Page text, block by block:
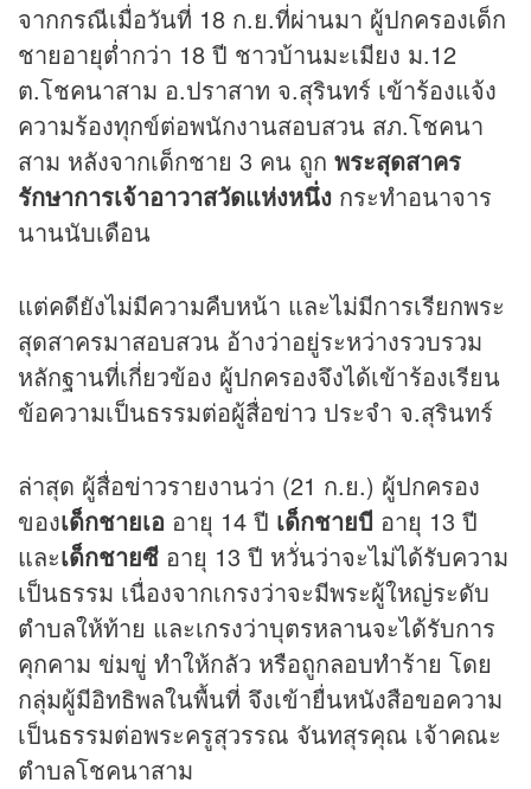
จากกรณีเมื่อวันที่ 18 ก.ย.ที่ผ่านมา ผู้ปกครองเด็ก
ชายอายุต่ำกว่า 18 ปี ชาวบ้านมะเมียง ม.12
ต.โชคนาสาม อ.ปราสาท จ.สุรินทร์ เข้าร้องแจ้ง
ความร้องทุกข์ต่อพนักงานสอบสวน สภ.โชคนา
สาม หลังจากเด็กชาย 3 คน ถูก พระสุดสาคร
รักษาการเจ้าอาวาสวัดแห่งหนึ่ง กระทำอนาจาร
นานนับเดือน
แต่คดียังไม่มีความคืบหน้า และไม่มีการเรียกพระ
สุดสาครมาสอบสวน อ้างว่าอยู่ระหว่างรวบรวม
หลักฐานที่เกี่ยวข้อง ผู้ปกครองจึงได้เข้าร้องเรียน
ข้อความเป็นธรรมต่อผู้สื่อข่าว ประจำ จ.สุรินทร์
ล่าสุด ผู้สื่อข่าวรายงานว่า (21 ก.ย.) ผู้ปกครอง
ของเด็กชายเอ อายุ 14 ปี เด็กชายบี อายุ 13 ปี
และเด็กชายซี อายุ 13 ปี หวั่นว่าจะไม่ได้รับความ
เป็นธรรม เนื่องจากเกรงว่าจะมีพระผู้ใหญ่ระดับ
ตำบลให้ท้าย และเกรงว่าบุตรหลานจะได้รับการ
คุกคาม ข่มขู่ ทำให้กลัว หรือถูกลอบทำร้าย โดย
กลุ่มผู้มีอิทธิพลในพื้นที่ จึงเข้ายื่นหนังสือขอความ
เป็นธรรมต่อพระครูสุวรรณ จันทสุรคุณ เจ้าคณะ
ตำบลโชคนาสาม